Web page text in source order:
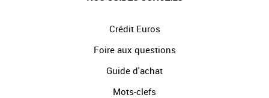
Crédit Euros
Foire aux questions
Guide d'achat
Mots-clefs